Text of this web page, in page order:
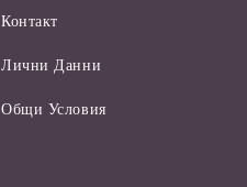
Контакт
Лични Данни
Общи Условия